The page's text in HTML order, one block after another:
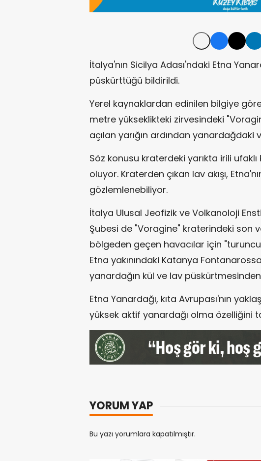
İtalya'nın Sicilya Adası'ndaki Etna
püskürttüğü bildirildi.
Yerel kaynaklardan edinilen bilgiye
metre yükseklikteki zirvesindeki
açılan yarığın ardından
Söz konusu kraterdeki yarıkta irili ufaklı
oluyor. Kraterden çıkan lav akışı,
gözlemlenebiliyor.
İtalya Ulusal Jeofizik ve Volkanoloji
Şubesi de "Voragine" kraterindeki son
bölgeden geçen havacılar için
Etna yakınındaki Katanya
yanardağın kül ve lav
Etna Yanardağı, kıta Avrupası'nın
yüksek aktif yanardağı olma özelliğini
YORUM YAP
Bu yazı yorumlara kapatılmıştır.